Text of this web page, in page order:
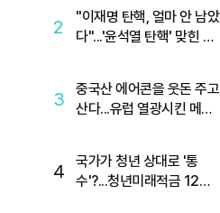
2
"이재명 탄핵, 얼마 안 남았
다"...'윤석열 탄핵' 맞힌 무
3
중국산 에어콘을 웃돈 주고
산다...유럽 열광시킨 메이
4
국가가 청년 상대로 '통
수'?...청년미래적금 12%